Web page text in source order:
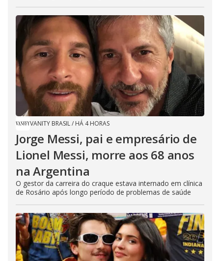
VANITY BRASIL/ HÁ 4 HORAS
Jorge Messi, pai e empresário de
Lionel Messi, morre aos 68 anos
na Argentina
O gestor da carreira do craque estava internado em clínica
de Rosário após longo período de problemas de saúde